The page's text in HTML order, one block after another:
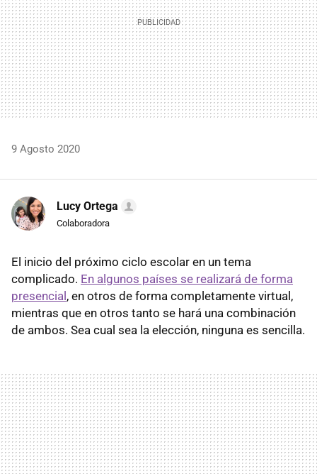
9 Agosto 2020
Lucy Ortega
Colaboradora
El inicio del próximo ciclo escolar en un tema
complicado. En algunos países se realizará de forma
presencial , en otros de forma completamente virtual,
mientras que en otros tanto se hará una combinación
de ambos. Sea cual sea la elección, ninguna es sencilla.